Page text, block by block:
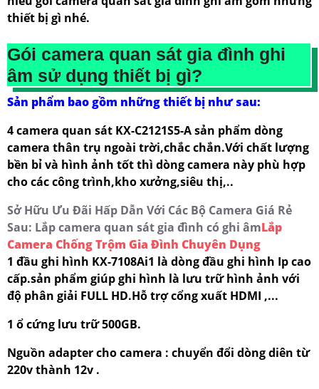
thiết bị gì nhé.
Gói camera quan sát gia đình ghi
âm sử dụng thiết bị gì?
Sản phẩm bao gồm những thiết bị như sau:
4 camera quan sát KX-C2121S5-A sản phẩm dòng
camera thân trụ ngoài trời,chắc chắn.Với chất lượng
bền bỉ và hình ảnh tốt thì dòng camera này phù hợp
cho các công trình,kho xưởng,siêu thị,..
Sở Hữu Ưu Đãi Hấp Dẫn Với Các Bộ Camera Giá Rẻ
Sau: Lắp camera quan sát gia đình có ghi âmLắp
Camera Chống Trộm Gia Đình Chuyên Dụng
1 đầu ghi hình KX-7108Ai1 là dòng đầu ghi hình Ip cao
cấp.sản phẩm giúp ghi hình là lưu trữ hình ảnh với
độ phân giải FULL HD.Hỗ trợ cổng xuất HDMI ,...
1 ổ cứng lưu trữ 500GB.
Nguồn adapter cho camera : chuyển đổi dòng diên từ
220v thành 12v .